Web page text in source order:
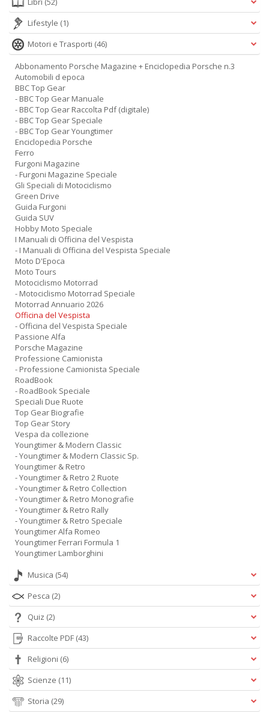
Lifestyle (1)
Motori e Trasporti (46)
Abbonamento Porsche Magazine + Enciclopedia Porsche n.3
Automobili d epoca
BBC Top Gear
- BBC Top Gear Manuale
- BBC Top Gear Raccolta Pdf (digitale)
- BBC Top Gear Speciale
- BBC Top Gear Youngtimer
Enciclopedia Porsche
Ferro
Furgoni Magazine
- Furgoni Magazine Speciale
Gli Speciali di Motociclismo
Green Drive
Guida Furgoni
Guida SUV
Hobby Moto Speciale
I Manuali di Officina del Vespista
- I Manuali di Officina del Vespista Speciale
Moto D'Epoca
Moto Tours
Motociclismo Motorrad
- Motociclismo Motorrad Speciale
Motorrad Annuario 2026
Officina del Vespista
- Officina del Vespista Speciale
Passione Alfa
Porsche Magazine
Professione Camionista
- Professione Camionista Speciale
RoadBook
- RoadBook Speciale
Speciali Due Ruote
Top Gear Biografie
Top Gear Story
Vespa da collezione
Youngtimer & Modern Classic
- Youngtimer & Modern Classic Sp.
Youngtimer & Retro
- Youngtimer & Retro 2 Ruote
- Youngtimer & Retro Collection
- Youngtimer & Retro Monografie
- Youngtimer & Retro Rally
- Youngtimer & Retro Speciale
Youngtimer Alfa Romeo
Youngtimer Ferrari Formula 1
Youngtimer Lamborghini
Musica (54)
Pesca (2)
Quiz (2)
Raccolte PDF (43)
Religioni (6)
Scienze (11)
Storia (29)